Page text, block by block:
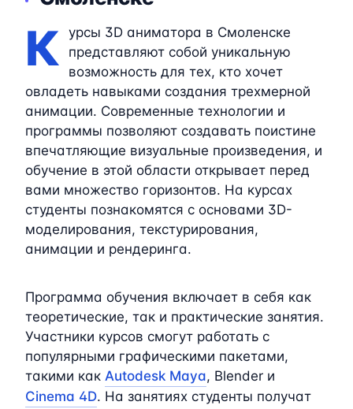
К
урсы 3D аниматора в Смоленске
представляют собой уникальную
возможность для тех, кто хочет
овладеть навыками создания трехмерной
анимации. Современные технологии и
программы позволяют создавать поистине
впечатляющие визуальные произведения, и
обучение в этой области открывает перед
вами множество горизонтов. На курсах
студенты познакомятся с основами 3D-
моделирования, текстурирования,
анимации и рендеринга.
Программа обучения включает в себя как
теоретические, так и практические занятия.
Участники курсов смогут работать с
популярными графическими пакетами,
такими как Autodesk Maya, Blender и
Cinema 4D. На занятиях студенты получат